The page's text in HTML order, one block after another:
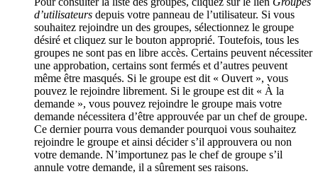
d’utilisateurs depuis votre panneau de l’utilisateur. Si vous
souhaitez rejoindre un des groupes, sélectionnez le groupe
désiré et cliquez sur le bouton approprié. Toutefois, tous les
groupes ne sont pas en libre accès. Certains peuvent nécessiter
une approbation, certains sont fermés et d’autres peuvent
même être masqués. Si le groupe est dit « Ouvert », vous
pouvez le rejoindre librement. Si le groupe est dit « À la
demande », vous pouvez rejoindre le groupe mais votre
demande nécessitera d’être approuvée par un chef de groupe.
Ce dernier pourra vous demander pourquoi vous souhaitez
rejoindre le groupe et ainsi décider s’il approuvera ou non
votre demande. N’importunez pas le chef de groupe s’il
annule votre demande, il a sûrement ses raisons.